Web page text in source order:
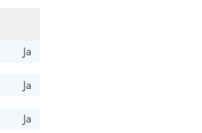
Ja
Ja
Ja